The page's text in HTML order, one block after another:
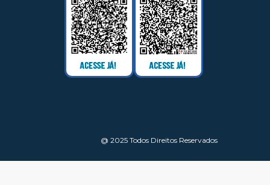
@ 2025 Todos Direitos Reservados